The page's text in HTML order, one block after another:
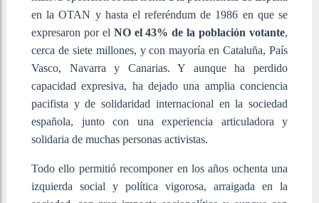
en la OTAN y hasta el referéndum de 1986 en que se
expresaron por el NO el 43% de la población votante,
cerca de siete millones, y con mayoría en Cataluña, País
Vasco, Navarra y Canarias. Y aunque ha perdido
capacidad expresiva, ha dejado una amplia conciencia
pacifista y de solidaridad internacional en la sociedad
española, junto con una experiencia articuladora y
solidaria de muchas personas activistas.
Todo ello permitió recomponer en los años ochenta una
izquierda social y política vigorosa, arraigada en la